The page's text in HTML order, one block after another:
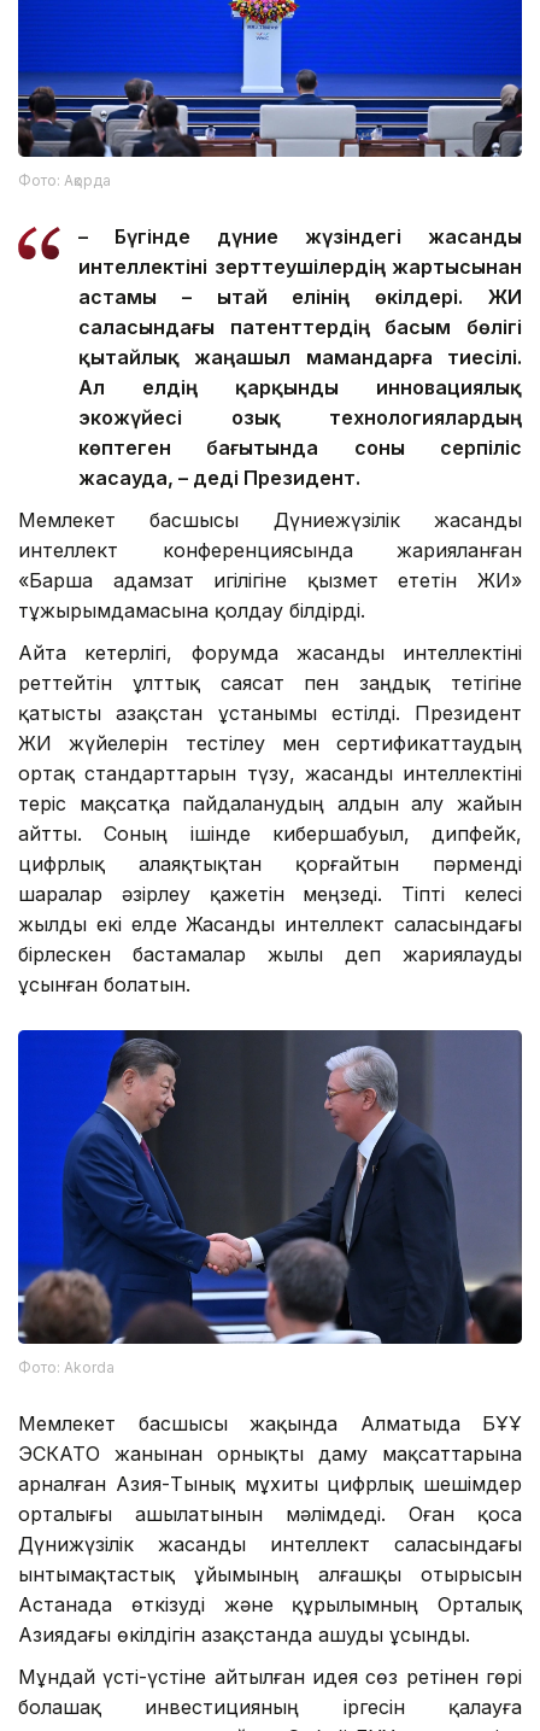
Фото: Ақорда
– Бүгінде дүние жүзіндегі жасанды
интеллектіні зерттеушілердің жартысынан
астамы – Қытай елінің өкілдері. ЖИ
саласындағы патенттердің басым бөлігі
қытайлық жаңашыл мамандарға тиесілі.
Ал елдің қарқынды инновациялық
экожүйесі озық технологиялардың
көптеген бағытында соны серпіліс
жасауда, – деді Президент.
Мемлекет басшысы Дүниежүзілік жасанды
интеллект конференциясында жарияланған
«Барша адамзат игілігіне қызмет ететін ЖИ»
тұжырымдамасына қолдау білдірді.
Айта кетерлігі, форумда жасанды интеллектіні
реттейтін ұлттық саясат пен заңдық тетігіне
қатысты Қазақстан ұстанымы естілді. Президент
ЖИ жүйелерін тестілеу мен сертификаттаудың
ортақ стандарттарын түзу, жасанды интеллектіні
теріс мақсатқа пайдаланудың алдын алу жайын
айтты. Соның ішінде кибершабуыл, дипфейк,
цифрлық алаяқтықтан қорғайтын пәрменді
шаралар әзірлеу қажетін меңзеді. Тіпті келесі
жылды екі елде Жасанды интеллект саласындағы
бірлескен бастамалар жылы деп жариялауды
ұсынған болатын.
Фото: Аkorda
Мемлекет басшысы жақында Алматыда БҰҰ
ЭСКАТО жанынан орнықты даму мақсаттарына
арналған Азия-Тынық мұхиты цифрлық шешімдер
орталығы ашылатынын мәлімдеді. Оған қоса
Дүнижүзілік жасанды интеллект саласындағы
ынтымақтастық ұйымының алғашқы отырысын
Астанада өткізуді және құрылымның Орталық
Азиядағы өкілдігін Қазақстанда ашуды ұсынды.
Мұндай үсті-үстіне айтылған идея сөз ретінен гөрі
болашақ инвестицияның іргесін қалауға